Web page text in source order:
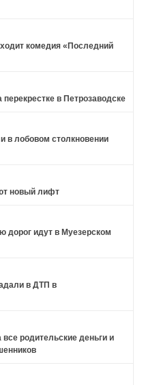
комедия «Последний
в Петрозаводске
в лобовом столкновении
новый лифт
дорог идут в Муезерском
в ДТП в
родительские деньги и